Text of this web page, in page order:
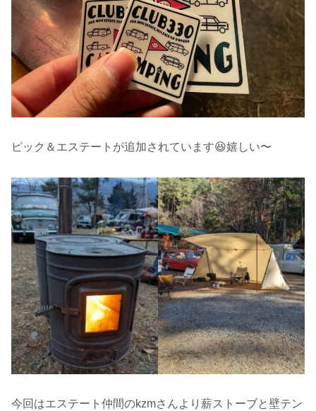
ピック＆エステートが追加されています😆嬉しい〜
今回はエステート仲間のkzmさんより薪ストーブと壁テン